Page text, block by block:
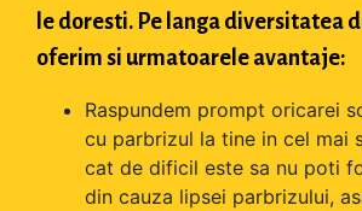
le doresti. Pe langa diversitatea
oferim si urmatoarele avantaje:
Raspundem prompt oricarei
cu parbrizul la tine in cel mai
cat de dificil este sa nu poti
din cauza lipsei parbrizului,